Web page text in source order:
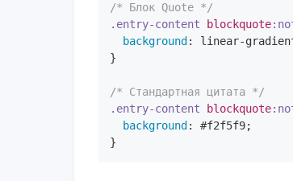
/* Блок Quote */
.entry-content
blockquote
background : linear-
}
/* Стандартная цитата */
.entry-content
blockquote
background : #f2f5f9;
}